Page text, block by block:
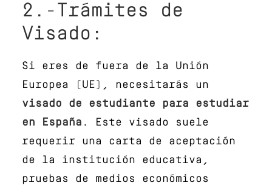
2.-Trámites de
Visado:
Si eres de fuera de la Unión
Europea (UE), necesitarás un
visado de estudiante para estudiar
en España . Este visado suele
requerir una carta de aceptación
de la institución educativa,
pruebas de medios económicos